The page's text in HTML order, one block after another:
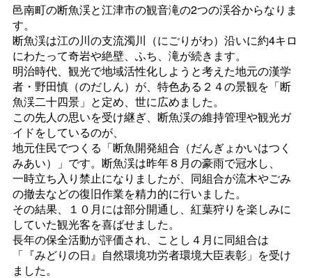
邑南町の断魚渓と江津市の観音滝の2つの渓谷からなりま
す。
断魚渓は江の川の支流濁川（にごりがわ）沿いに約4キロ
にわたって奇岩や絶壁、ふち、滝が続きます。
明治時代、観光で地域活性化しようと考えた地元の漢学
者・野田慎（のだしん）が、特色ある２４の景観を「断
魚渓二十四景」と定め、世に広めました。
この先人の思いを受け継ぎ、断魚渓の維持管理や観光ガ
イドをしているのが、
地元住民でつくる「断魚開発組合（だんぎょかいはつく
みあい）」です。断魚渓は昨年８月の豪雨で冠水し、
一時立ち入り禁止になりましたが、同組合が流木やごみ
の撤去などの復旧作業を精力的に行いました。
その結果、１０月には部分開通し、紅葉狩りを楽しみに
していた観光客を喜ばせました。
長年の保全活動が評価され、ことし４月に同組合は
「『みどりの日』自然環境功労者環境大臣表彰」を受け
ました。